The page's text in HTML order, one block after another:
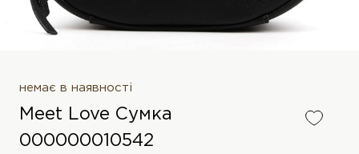
немає в наявності
Meet Love Сумка
000000010542